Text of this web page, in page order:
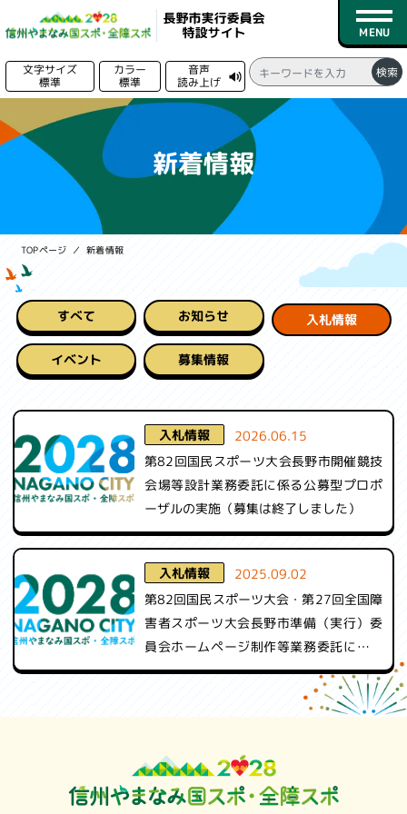
文字サイズ
標準
カラー
標準
音声
読み上げ
検索
トップページ
新着情報
競技一覧
会場一覧
募集情報
実行委員会情報
国スポ・全障スポについて
お問い合わせ
関係機関リンク集
利用規約
プライバシーポリシー
新着情報
TOPページ 新着情報
すべて お知らせ 入札情報
イベント 募集情報
入札情報
2026.06.15
第82回国民スポーツ大会長野市開催競技
会場等設計業務委託に係る公募型プロポ
ーザルの実施（募集は終了しました）
入札情報
2025.09.02
第82回国民スポーツ大会・第27回全国障
害者スポーツ大会長野市準備（実行）委
員会ホームページ制作等業務委託に係る
公募型プロポーザルの実施（募集は終了